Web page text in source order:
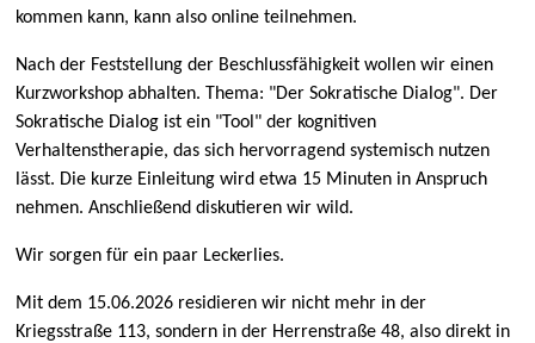
kommen kann, kann also online teilnehmen.
Nach der Feststellung der Beschlussfähigkeit wollen wir einen
Kurzworkshop abhalten. Thema: "Der Sokratische Dialog". Der
Sokratische Dialog ist ein "Tool" der kognitiven
Verhaltenstherapie, das sich hervorragend systemisch nutzen
lässt. Die kurze Einleitung wird etwa 15 Minuten in Anspruch
nehmen. Anschließend diskutieren wir wild.
Wir sorgen für ein paar Leckerlies.
Mit dem 15.06.2026 residieren wir nicht mehr in der
Kriegsstraße 113, sondern in der Herrenstraße 48, also direkt in